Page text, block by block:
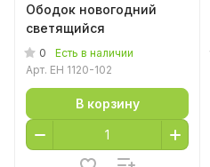
Ободок новогодний
светящийся
0
Есть в наличии
Арт. EH 1120-102
В корзину